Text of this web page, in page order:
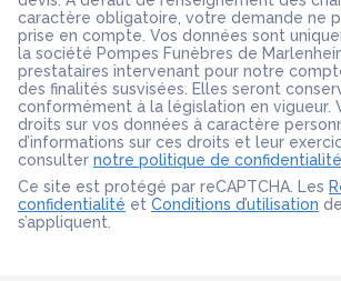
caractère obligatoire, votre demande ne
prise en compte. Vos données sont
la société Pompes Funèbres de
prestataires intervenant pour notre
des finalités susvisées. Elles seront
conformément à la législation en vigueur.
droits sur vos données à caractère
d’informations sur ces droits et leur
consulter notre politique de confidentialité
Ce site est protégé par reCAPTCHA. Les
confidentialité et Conditions d’utilisation
s’appliquent.